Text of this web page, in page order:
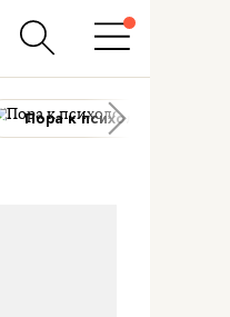
Пора к психологу